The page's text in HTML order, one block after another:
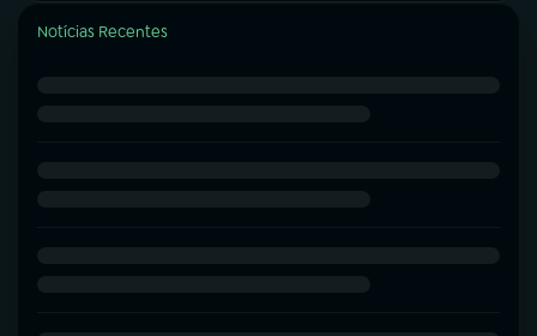
Notícias Recentes